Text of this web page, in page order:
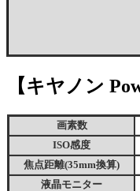
【キヤノン
画素数
ISO感度
焦点距離(35mm換算)
液晶モニター